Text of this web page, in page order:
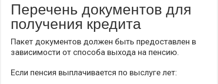
Перечень документов для
получения кредита
Пакет документов должен быть предоставлен в
зависимости от способа выхода на пенсию.
Если пенсия выплачивается по выслуге лет: